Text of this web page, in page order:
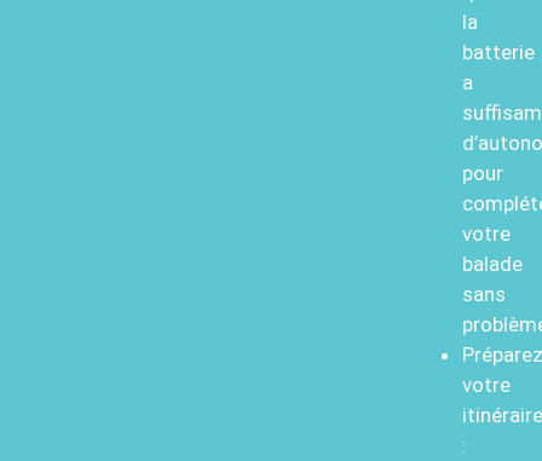
la
batterie
a
pour
votre
balade
sans
Préparez
votre
itinéraire
: